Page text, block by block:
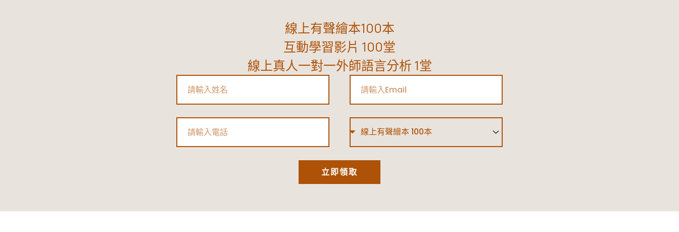
線上有聲繪本100本
互動學習影片 100堂
線上真人一對一外師語言分析 1堂
立即領取